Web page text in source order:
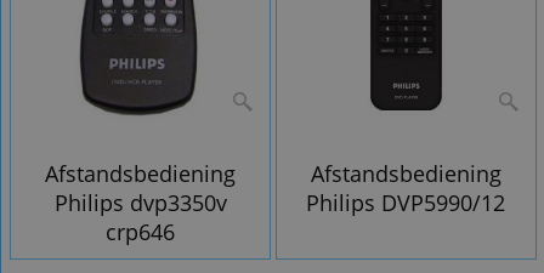
Afstandsbediening
Philips dvp3350v
crp646
Afstandsbediening
Philips DVP5990/12